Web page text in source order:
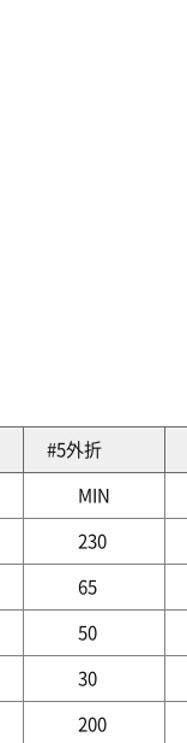
#5外折
MIN
230
65
50
30
200